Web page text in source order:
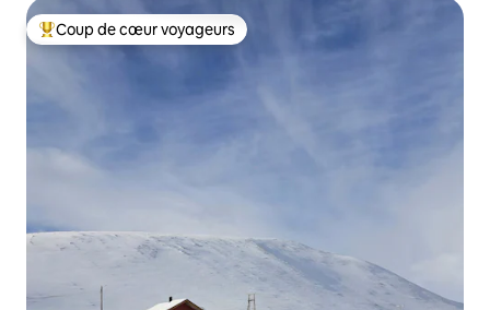
Coups de cœur voyageurs les plus appréciés
Coup de cœur voyageurs